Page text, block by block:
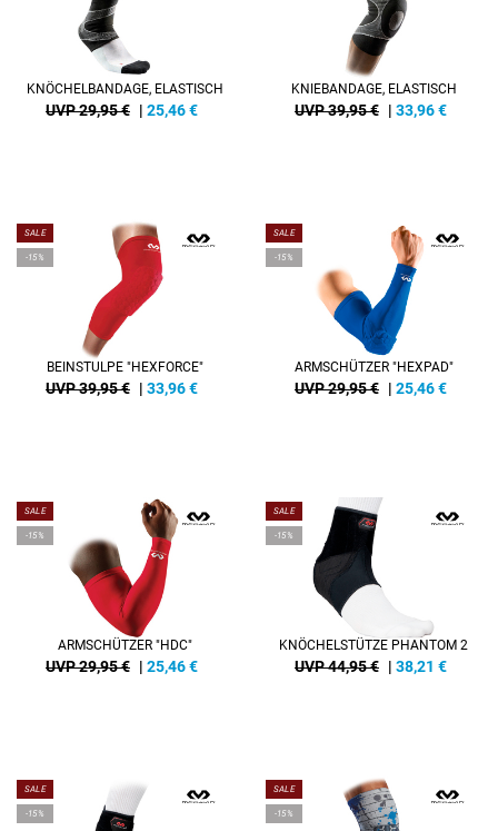
KNÖCHELBANDAGE, ELASTISCH
UVP 29,95 € | 25,46€
KNIEBANDAGE, ELASTISCH
UVP 39,95 € | 33,96€
SALE
-15%
BEINSTULPE "HEXFORCE"
UVP 39,95 € | 33,96€
SALE
-15%
ARMSCHÜTZER "HEXPAD"
UVP 29,95 € | 25,46€
SALE
-15%
ARMSCHÜTZER "HDC"
UVP 29,95 € | 25,46€
SALE
-15%
KNÖCHELSTÜTZE PHANTOM 2
UVP 44,95 € | 38,21 €
SALE
-15%
SALE
-15%